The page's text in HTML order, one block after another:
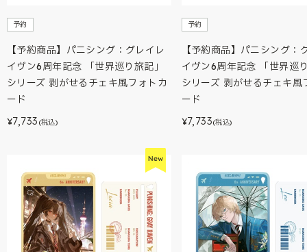
予約
【予約商品】パニシング：グレイレ
イヴン6周年記念 「世界巡り旅記」
シリーズ 剥がせるチェキ風フォトカ
ード
¥7,733 (税込)
予約
【予約商品】パニシング：
イヴン6周年記念 「世界巡
シリーズ 剥がせるチェキ風
ード
¥7,733(税込)